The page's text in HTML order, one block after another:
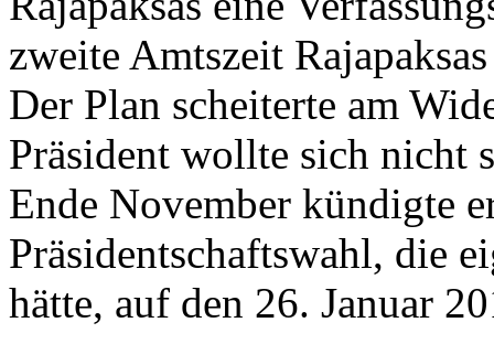
zweite Amtszeit
Der Plan scheiterte am
Präsident wollte sich nicht
Ende November kündigte
Präsidentschaftswahl, die
hätte, auf den 26. Januar